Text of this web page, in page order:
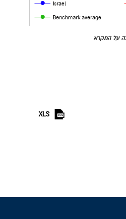
Israel
Benchmark average
על המקרא
XLS